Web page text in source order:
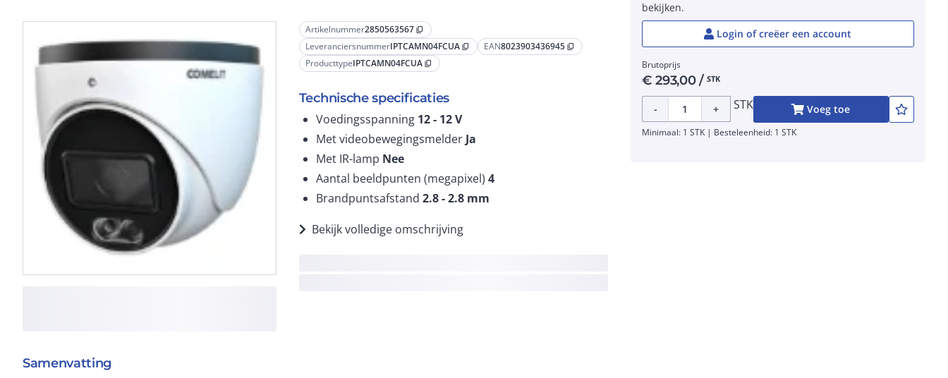
Artikelnummer2850563567 content_copy
LeveranciersnummerIPTCAMN04FCUA content_copy EAN8023903436945 content_copy
ProducttypeIPTCAMN04FCUA content_copy
Technische specificaties
Voedingsspanning 12 - 12V
Met videobewegingsmelder Ja
Met IR-lamp Nee
Aantal beeldpunten (megapixel) 4
Brandpuntsafstand 2.8 - 2.8 mm
Bekijk volledige omschrijving
Samenvatting
bekijken.
Login of creëer een account
Brutoprijs
€293,00/ STK
- + STK Voeg toe
Minimaal: 1 STK | Besteleenheid: 1 STK